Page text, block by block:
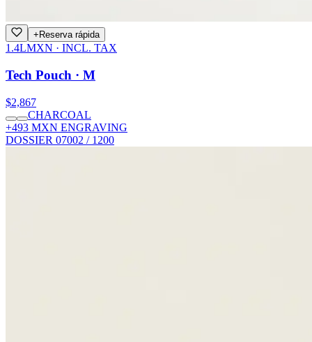
+ Reserva rápida
1.4LMXN · INCL. TAX
Tech Pouch · M
$2,867
CHARCOAL
+493 MXN ENGRAVING
DOSSIER 07002 / 1200